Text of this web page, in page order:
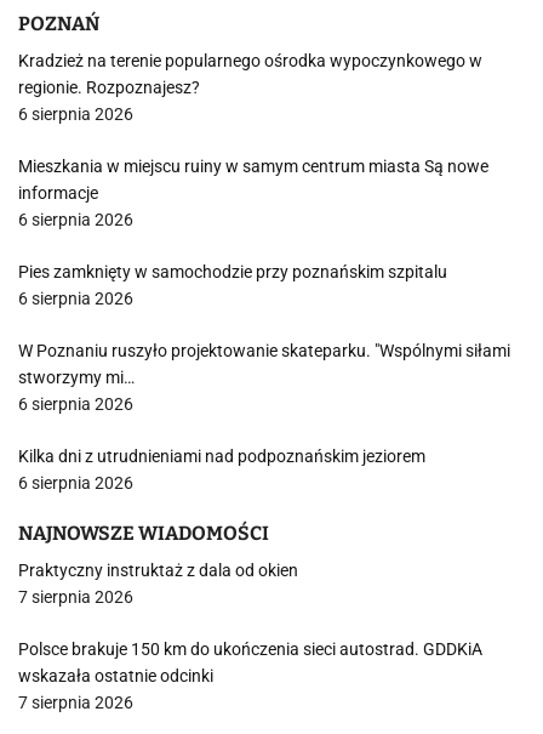
POZNAŃ
Kradzież na terenie popularnego ośrodka wypoczynkowego w
regionie. Rozpoznajesz?
6 sierpnia 2026
Mieszkania w miejscu ruiny w samym centrum miasta Są nowe
informacje
6 sierpnia 2026
Pies zamknięty w samochodzie przy poznańskim szpitalu
6 sierpnia 2026
W Poznaniu ruszyło projektowanie skateparku. "Wspólnymi siłami
stworzymy mi…
6 sierpnia 2026
Kilka dni z utrudnieniami nad podpoznańskim jeziorem
6 sierpnia 2026
NAJNOWSZE WIADOMOŚCI
Praktyczny instruktaż z dala od okien
7 sierpnia 2026
Polsce brakuje 150 km do ukończenia sieci autostrad. GDDKiA
wskazała ostatnie odcinki
7 sierpnia 2026